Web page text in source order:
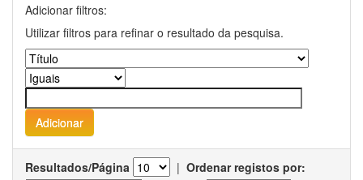
Adicionar filtros:
Utilizar filtros para refinar o resultado da pesquisa.
Resultados/Página | Ordenar registos por: